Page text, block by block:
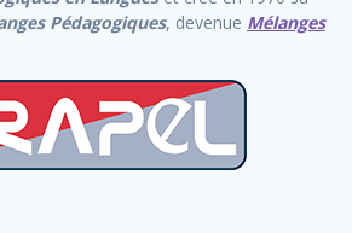
Pédagogiques, devenue Mélanges